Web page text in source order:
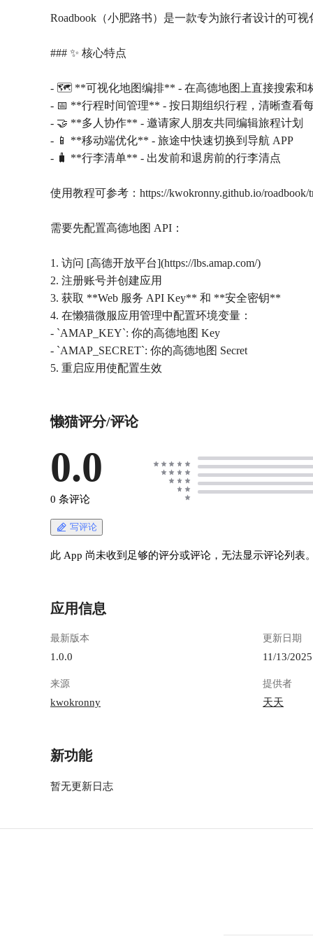
Roadbook（小肥路书）是一款专为旅行者设计的可
### ✨ 核心特点
- 🗺️ **可视化地图编排** - 在高德地图上直接搜索和
- 📅 **行程时间管理** - 按日期组织行程，清晰查看
- 🤝 **多人协作** - 邀请家人朋友共同编辑旅程计划
- 📱 **移动端优化** - 旅途中快速切换到导航 APP
- 🧳 **行李清单** - 出发前和退房前的行李清点
使用教程可参考：https://kwokronny.github.io/roadbook/
需要先配置高德地图 API：
1. 访问 [高德开放平台](https://lbs.amap.com/)
2. 注册账号并创建应用
3. 获取 **Web 服务 API Key** 和 **安全密钥**
4. 在懒猫微服应用管理中配置环境变量：
- `AMAP_KEY`: 你的高德地图 Key
- `AMAP_SECRET`: 你的高德地图 Secret
5. 重启应用使配置生效
懒猫评分/评论
0.0
0 条评论
写评论
此 App 尚未收到足够的评分或评论，无法显示评论列表
应用信息
最新版本
1.0.0
更新日期
11/13/2025
来源
kwokronny
提供者
天天
新功能
暂无更新日志